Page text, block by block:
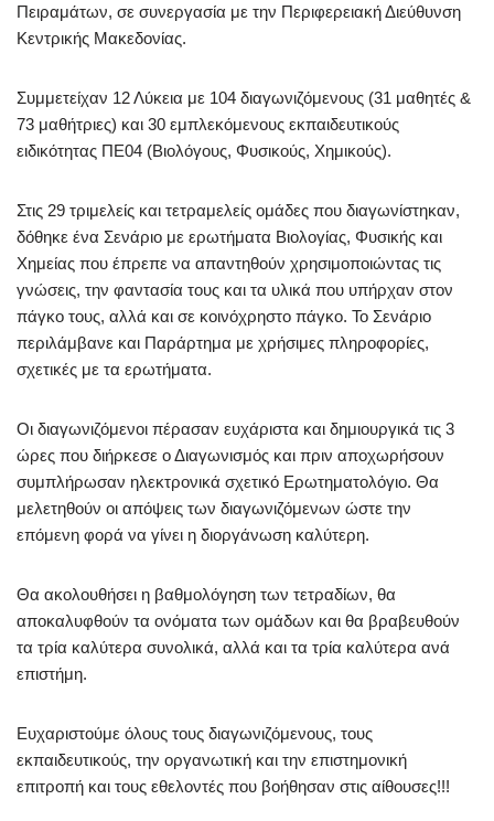
Πειραμάτων, σε συνεργασία με την Περιφερειακή Διεύθυνση
Κεντρικής Μακεδονίας.
Συμμετείχαν 12 Λύκεια με 104 διαγωνιζόμενους (31 μαθητές &
73 μαθήτριες) και 30 εμπλεκόμενους εκπαιδευτικούς
ειδικότητας ΠΕ04 (Βιολόγους, Φυσικούς, Χημικούς).
Στις 29 τριμελείς και τετραμελείς ομάδες που διαγωνίστηκαν,
δόθηκε ένα Σενάριο με ερωτήματα Βιολογίας, Φυσικής και
Χημείας που έπρεπε να απαντηθούν χρησιμοποιώντας τις
γνώσεις, την φαντασία τους και τα υλικά που υπήρχαν στον
πάγκο τους, αλλά και σε κοινόχρηστο πάγκο. Το Σενάριο
περιλάμβανε και Παράρτημα με χρήσιμες πληροφορίες,
σχετικές με τα ερωτήματα.
Οι διαγωνιζόμενοι πέρασαν ευχάριστα και δημιουργικά τις 3
ώρες που διήρκεσε ο Διαγωνισμός και πριν αποχωρήσουν
συμπλήρωσαν ηλεκτρονικά σχετικό Ερωτηματολόγιο. Θα
μελετηθούν οι απόψεις των διαγωνιζόμενων ώστε την
επόμενη φορά να γίνει η διοργάνωση καλύτερη.
Θα ακολουθήσει η βαθμολόγηση των τετραδίων, θα
αποκαλυφθούν τα ονόματα των ομάδων και θα βραβευθούν
τα τρία καλύτερα συνολικά, αλλά και τα τρία καλύτερα ανά
επιστήμη.
Ευχαριστούμε όλους τους διαγωνιζόμενους, τους
εκπαιδευτικούς, την οργανωτική και την επιστημονική
επιτροπή και τους εθελοντές που βοήθησαν στις αίθουσες!!!